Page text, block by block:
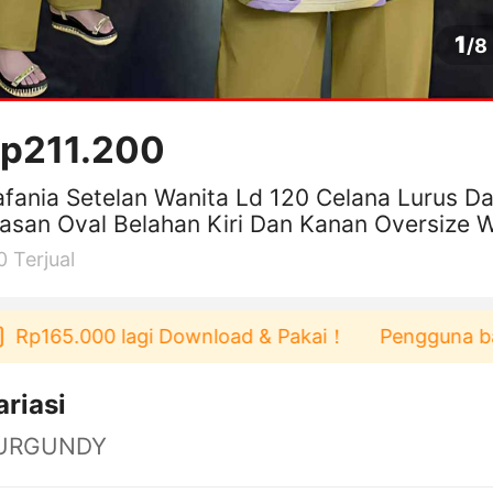
1/8
Setelan Wanita Ld 120 Celana Lurus
Oval Belahan Kiri Dan Kanan Oversize
Celana Lurus Karet Kan
Terjual
lagi Download & Pakai！ Pengguna baru